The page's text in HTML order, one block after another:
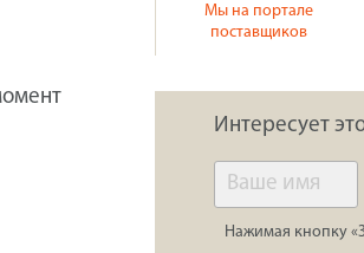
Мы на портале
поставщиков
Интересует
Нажимая кнопку